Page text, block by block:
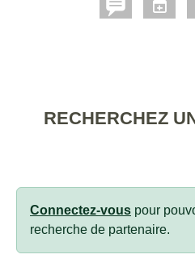
RECHERCHEZ
Connectez-vous pour
recherche de partenaire.